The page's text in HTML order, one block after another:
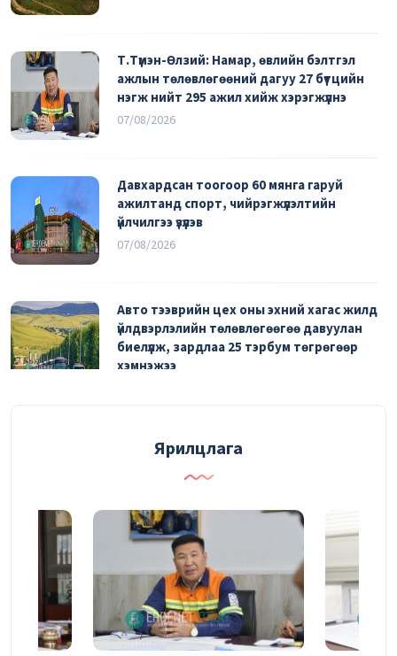
Т.Түмэн-Өлзий: Намар, өвлийн бэлтгэл
ажлын төлөвлөгөөний дагуу 27 бүтцийн
нэгж нийт 295 ажил хийж хэрэгжүүлнэ
07/08/2026
Давхардсан тоогоор 60 мянга гаруй
ажилтанд спорт, чийрэгжүүлэлтийн
үйлчилгээ үзүүлэв
07/08/2026
Авто тээврийн цех оны эхний хагас жилд
үйлдвэрлэлийн төлөвлөгөөгөө давуулан
биелүүлж, зардлаа 25 тэрбум төгрөгөөр
хэмнэжээ
Эрүүл мэндийн урьдчилан сэргийлэх үзлэгт
2290 ажилтан хамрагдаад байна
Засвар, механикийн завод 81.4 тэрбум
төгрөгийн бүтээгдэхүүн үйлдвэрлэжээ
04/08/2026
Ярилцлага